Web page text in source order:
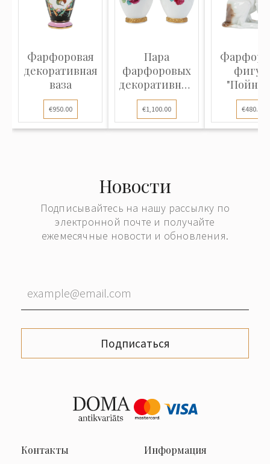
Фарфоровая
декоративная
ваза
€950.00
Пара
фарфоровых
декоративных
ваз
€1,100.00 €480.00
Новости
Подписывайтесь на нашу рассылку по
электронной почте и получайте
ежемесячные новости и обновления.
Подписаться